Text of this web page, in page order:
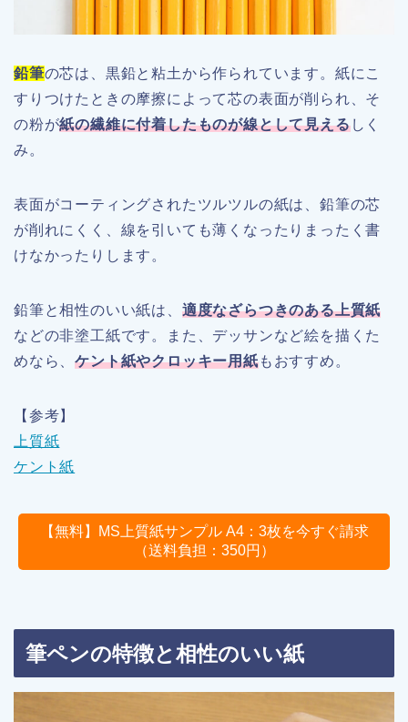
鉛筆の芯は、黒鉛と粘土から作られています。紙にこ
すりつけたときの摩擦によって芯の表面が削られ、そ
の粉が紙の繊維に付着したものが線として見えるしく
み。
表面がコーティングされたツルツルの紙は、鉛筆の芯
が削れにくく、線を引いても薄くなったりまったく書
けなかったりします。
鉛筆と相性のいい紙は、 適度なざらつきのある上質紙
などの非塗工紙です。また、デッサンなど絵を描くた
めなら、ケント紙やクロッキー用紙もおすすめ。
【参考】
上質紙
ケント紙
【無料】MS上質紙サンプル A4：3枚を今すぐ請求
（送料負担：350円）
筆ペンの特徴と相性のいい紙